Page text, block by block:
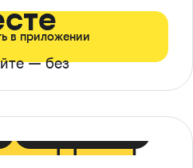
— без
в приложении